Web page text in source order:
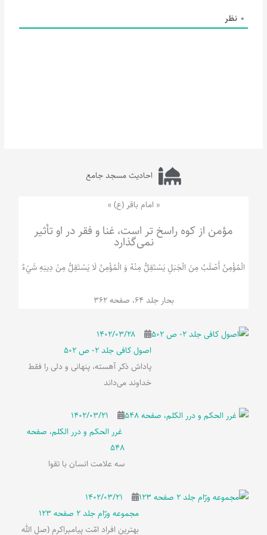
0 نظر
احادیث مسجد جامع
« امام باقر (ع) »
مؤمن از کوه راسخ تر است، غنا و فقر در او تأثیر
نمی‌گذارد
الْمُؤْمِنُ‌ أَصْلَبُ‌ مِنَ‌ الْجَبَلِ‌ یَسْتَقِلُّ مِنْهُ وَ الْمُؤْمِنُ لَا يَسْتَقِلُّ مِنْ دِينِهِ شَيْ‌ءٌ
بحار جلد 64، صفحه 362
۱۴۰۲/۰۳/۲۸
اصول کافی جلد 2- ص 502
پاداش ذکر آهسته، پنهانی و دلی را فقط
خداوند می‌داند
۱۴۰۲/۰۳/۲۱
غرر الحکم و درر الکلم، صفحه
548
سه علامت انسان با تقوا
۱۴۰۲/۰۳/۲۱
مجموعه ورّام جلد 2 صفحه 123
بهترین افراد امّت پیامبراکرم (صل الله